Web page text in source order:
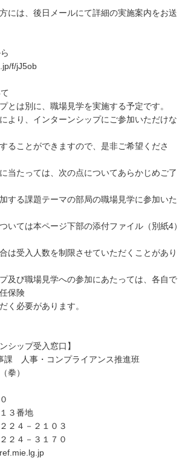
は、後日メールにて詳細の実施案内をお送
f/jJ5ob
は別に、職場見学を実施する予定です。
り、インターンシップにご参加いただけな
ことができますので、是非ご希望くださ
たっては、次の点についてあらかじめご了
する課題テーマの部局の職場見学に参加いた
ては本ページ下部の添付ファイル（別紙4）
は受入人数を制限させていただくことがあり
及び職場見学への参加にあたっては、各自で
保険
必要があります。
シップ受入窓口】
課 人事・コンプライアンス推進班
拳）
３番地
４－２１０３
２４－３１７０